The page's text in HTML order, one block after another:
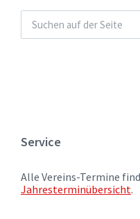
Service
Alle Vereins-Termine
Jahresterminübersicht.